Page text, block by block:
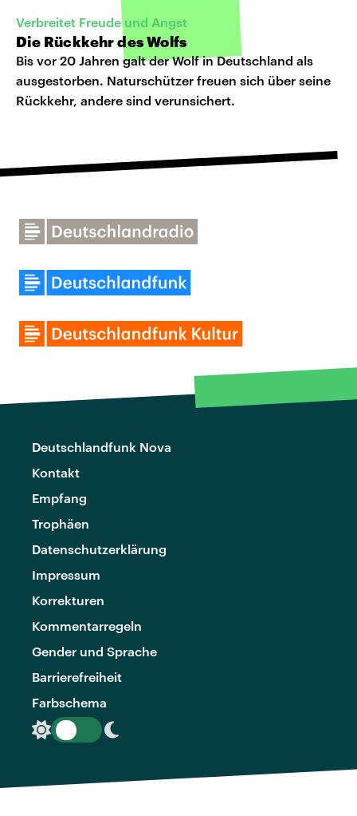
Verbreitet Freude und Angst
Die Rückkehr des Wolfs
Bis vor 20 Jahren galt der Wolf in Deutschland als
ausgestorben. Naturschützer freuen sich über seine
Rückkehr, andere sind verunsichert.
Deutschlandfunk Nova
Kontakt
Empfang
Trophäen
Datenschutzerklärung
Impressum
Korrekturen
Kommentarregeln
Gender und Sprache
Barrierefreiheit
Farbschema